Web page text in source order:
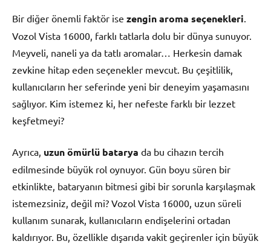
Bir diğer önemli faktör ise zengin aroma seçenekleri.
Vozol Vista 16000, farklı tatlarla dolu bir dünya sunuyor.
Meyveli, naneli ya da tatlı aromalar… Herkesin damak
zevkine hitap eden seçenekler mevcut. Bu çeşitlilik,
kullanıcıların her seferinde yeni bir deneyim yaşamasını
sağlıyor. Kim istemez ki, her nefeste farklı bir lezzet
keşfetmeyi?
Ayrıca, uzun ömürlü batarya da bu cihazın tercih
edilmesinde büyük rol oynuyor. Gün boyu süren bir
etkinlikte, bataryanın bitmesi gibi bir sorunla karşılaşmak
istemezsiniz, değil mi? Vozol Vista 16000, uzun süreli
kullanım sunarak, kullanıcıların endişelerini ortadan
kaldırıyor. Bu, özellikle dışarıda vakit geçirenler için büyük